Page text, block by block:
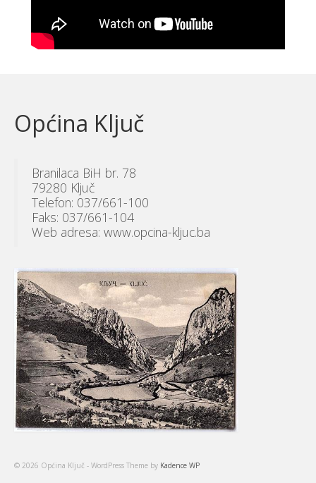
Općina Ključ
Branilaca BiH br. 78
79280 Ključ
Telefon: 037/661-100
Faks: 037/661-104
Web adresa: www.opcina-kljuc.ba
© 2026 Općina Ključ - WordPress Theme by Kadence WP